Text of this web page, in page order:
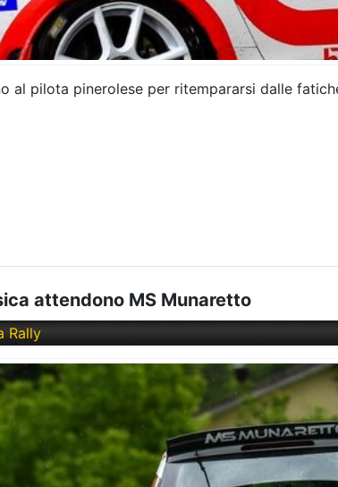
al pilota pinerolese per ritempararsi dalle
attendono MS Munaretto
Rally